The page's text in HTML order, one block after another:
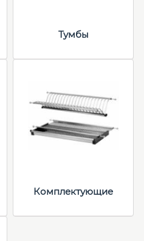
Тумбы
Комплектующие